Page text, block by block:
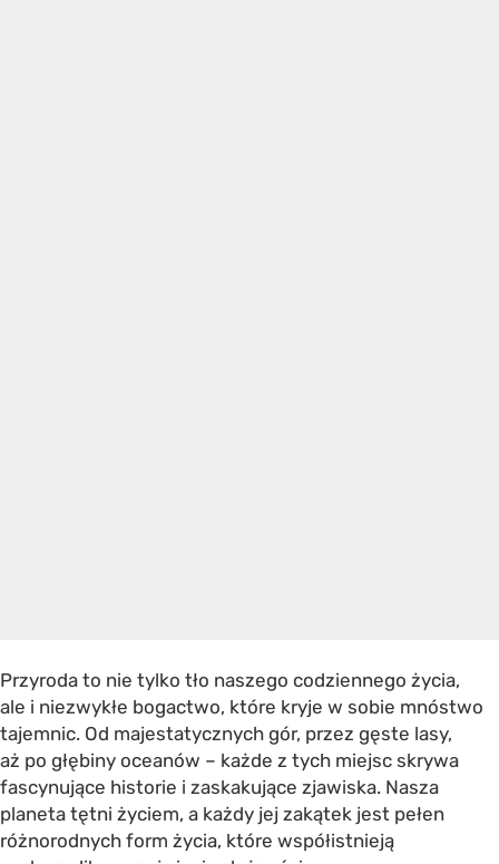
Przyroda to nie tylko tło naszego codziennego życia,
ale i niezwykłe bogactwo, które kryje w sobie mnóstwo
tajemnic. Od majestatycznych gór, przez gęste lasy,
aż po głębiny oceanów – każde z tych miejsc skrywa
fascynujące historie i zaskakujące zjawiska. Nasza
planeta tętni życiem, a każdy jej zakątek jest pełen
różnorodnych form życia, które współistnieją